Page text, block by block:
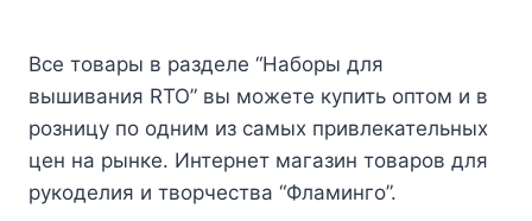
RTO
Познание
(Мальчик
с
бабочкой)
RTO
Эй,
на
корабле!
С144
Все товары в разделе “Наборы для
вышивания RTO” вы можете купить оптом и в
розницу по одним из самых привлекательных
цен на рынке. Интернет магазин товаров для
рукоделия и творчества “Фламинго”.